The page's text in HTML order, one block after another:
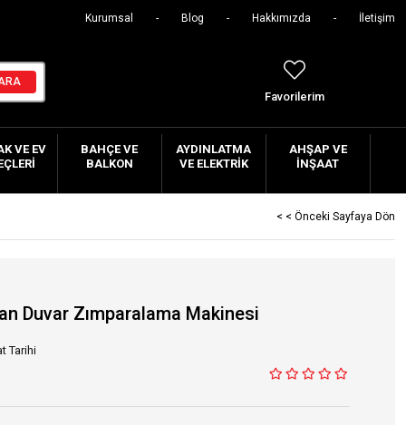
Kurumsal Blog Hakkımızda İletişim
Favorilerim
VE EV
BAHÇE VE
BALKON
AYDINLATMA
VE ELEKTRIK
AHŞAP VE
İNŞAAT
< < Önceki Sayfaya Dön
Duvar Zımparalama Makinesi
Tarihi